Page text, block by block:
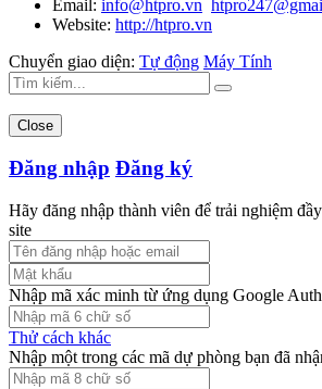
Email: info@htpro.vn
Website: http://htpro.vn
Chuyển giao diện: Tự động Máy Tính
Close
Đăng nhập Đăng ký
Hãy đăng nhập thành viên để trải nghiệm
site
Nhập mã xác minh từ ứng dụng Google
Thử cách khác
Nhập một trong các mã dự phòng bạn đã